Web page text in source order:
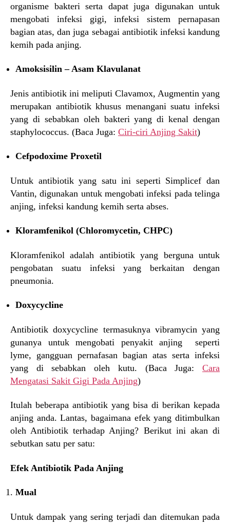
organisme bakteri serta dapat juga digunakan untuk
mengobati infeksi gigi, infeksi sistem pernapasan
bagian atas, dan juga sebagai antibiotik infeksi kandung
kemih pada anjing.
Amoksisilin – Asam Klavulanat
Jenis antibiotik ini meliputi Clavamox, Augmentin yang
merupakan antibiotik khusus menangani suatu infeksi
yang di sebabkan oleh bakteri yang di kenal dengan
staphylococcus. (Baca Juga: Ciri-ciri Anjing Sakit)
Cefpodoxime Proxetil
Untuk antibiotik yang satu ini seperti Simplicef dan
Vantin, digunakan untuk mengobati infeksi pada telinga
anjing, infeksi kandung kemih serta abses.
Kloramfenikol (Chloromycetin, CHPC)
Kloramfenikol adalah antibiotik yang berguna untuk
pengobatan suatu infeksi yang berkaitan dengan
pneumonia.
Doxycycline
Antibiotik doxycycline termasuknya vibramycin yang
gunanya untuk mengobati penyakit anjing seperti
lyme, gangguan pernafasan bagian atas serta infeksi
yang di sebabkan oleh kutu. (Baca Juga: Cara
Mengatasi Sakit Gigi Pada Anjing)
Itulah beberapa antibiotik yang bisa di berikan kepada
anjing anda. Lantas, bagaimana efek yang ditimbulkan
oleh Antibiotik terhadap Anjing? Berikut ini akan di
sebutkan satu per satu:
Efek Antibiotik Pada Anjing
Mual
Untuk dampak yang sering terjadi dan ditemukan pada